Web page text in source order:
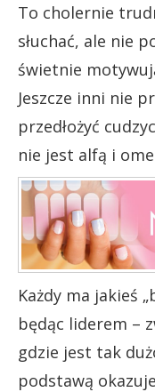
To cholernie
słuchać, ale nie
świetnie
Jeszcze inni nie
przedłożyć
nie jest alfą i
Każdy ma jakieś
będąc liderem –
gdzie jest tak
podstawą